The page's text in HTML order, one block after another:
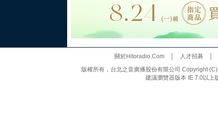
關於Hitoradio.Com│ 人才招募
版權所有，台北之音廣播股份有限公司 Copyright
建議瀏覽器版本 IE 7.0以上